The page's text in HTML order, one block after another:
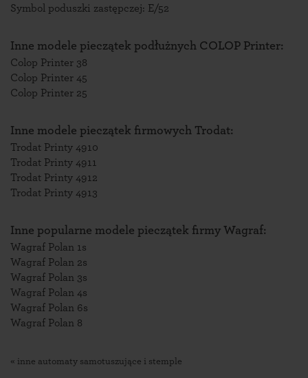
Symbol poduszki zastępczej: E/52
Inne modele pieczątek podłużnych COLOP Printer:
Colop Printer 38
Colop Printer 45
Colop Printer 25
Inne modele pieczątek firmowych Trodat:
Trodat Printy 4910
Trodat Printy 4911
Trodat Printy 4912
Trodat Printy 4913
Inne popularne modele pieczątek firmy Wagraf:
Wagraf Polan 1s
Wagraf Polan 2s
Wagraf Polan 3s
Wagraf Polan 4s
Wagraf Polan 6s
Wagraf Polan 8
« inne automaty samotuszujące i stemple